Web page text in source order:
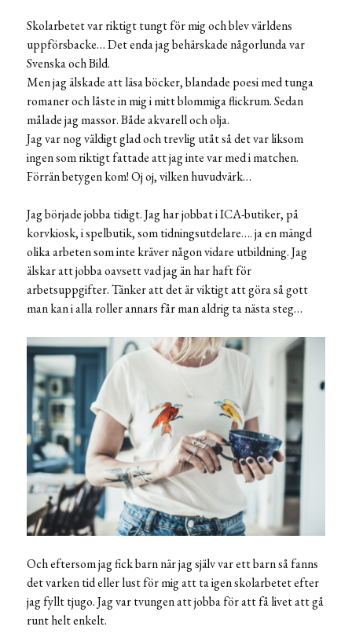
Skolarbetet var riktigt tungt för mig och blev världens
uppförsbacke… Det enda jag behärskade någorlunda var
Svenska och Bild.
Men jag älskade att läsa böcker, blandade poesi med tunga
romaner och låste in mig i mitt blommiga flickrum. Sedan
målade jag massor. Både akvarell och olja.
Jag var nog väldigt glad och trevlig utåt så det var liksom
ingen som riktigt fattade att jag inte var med i matchen.
Förrän betygen kom! Oj oj, vilken huvudvärk…
Jag började jobba tidigt. Jag har jobbat i ICA-butiker, på
korvkiosk, i spelbutik, som tidningsutdelare…. ja en mängd
olika arbeten som inte kräver någon vidare utbildning. Jag
älskar att jobba oavsett vad jag än har haft för
arbetsuppgifter. Tänker att det är viktigt att göra så gott
man kan i alla roller annars får man aldrig ta nästa steg…
Och eftersom jag fick barn när jag själv var ett barn så fanns
det varken tid eller lust för mig att ta igen skolarbetet efter
jag fyllt tjugo. Jag var tvungen att jobba för att få livet att gå
runt helt enkelt.